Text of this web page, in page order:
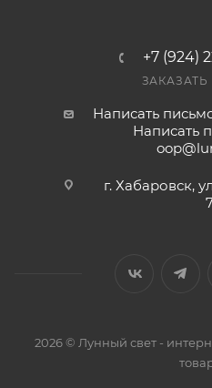
+7 (924)
Написать
Написать
г. Хабаровск,
2026 © Лунный свет -